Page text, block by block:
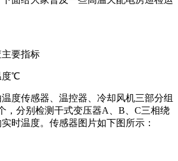
要指标
度℃
度传感器、温控器、冷却风机三部分组
，分别检测干式变压器A、B、C三相绕
时温度。传感器图片如下图所示：